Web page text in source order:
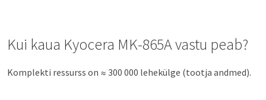
Kui kaua Kyocera MK-865A vastu peab?
Komplekti ressurss on ≈ 300 000 lehekülge (tootja andmed).